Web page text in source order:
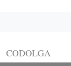
CODOLGA